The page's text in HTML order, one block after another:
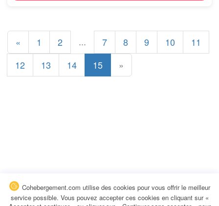
« 1 2 ... 7 8 9 10
11
12
13 14 15 »
Cohebergement.com utilise des cookies pour vous offrir le meilleur
service possible. Vous pouvez accepter ces cookies en cliquant sur «